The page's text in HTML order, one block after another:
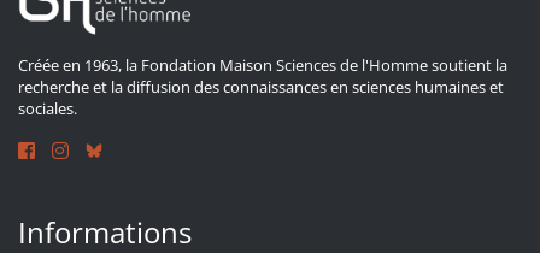
Créée en 1963, la Fondation Maison Sciences de l'Homme soutient la
recherche et la diffusion des connaissances en sciences humaines et
sociales.
Informations